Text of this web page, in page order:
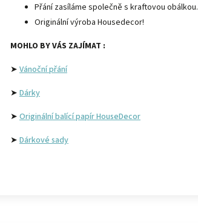
Přání zasíláme společně s kraftovou obálkou.
Originální výroba Housedecor!
MOHLO BY VÁS ZAJÍMAT :
➤ Vánoční přání
➤ Dárky
➤ Originální balící papír HouseDecor
➤ Dárkové sady